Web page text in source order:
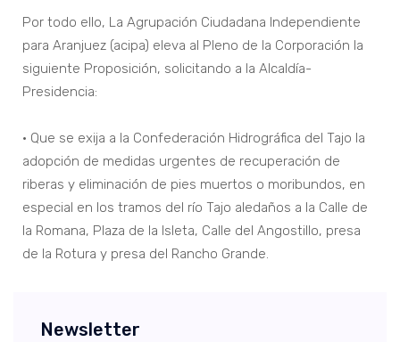
Por todo ello, La Agrupación Ciudadana Independiente
para Aranjuez (acipa) eleva al Pleno de la Corporación la
siguiente Proposición, solicitando a la Alcaldía-
Presidencia:
• Que se exija a la Confederación Hidrográfica del Tajo la
adopción de medidas urgentes de recuperación de
riberas y eliminación de pies muertos o moribundos, en
especial en los tramos del río Tajo aledaños a la Calle de
la Romana, Plaza de la Isleta, Calle del Angostillo, presa
de la Rotura y presa del Rancho Grande.
Newsletter